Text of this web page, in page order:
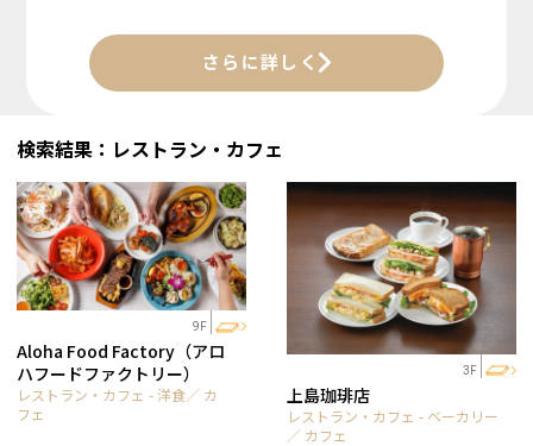
さらに詳しく
検索結果：レストラン・カフェ
9F
Aloha Food Factory（アロ
ハフードファクトリー）
レストラン・カフェ - 洋食／ カ
フェ
3F
上島珈琲店
レストラン・カフェ - ベーカリー
／ カフェ